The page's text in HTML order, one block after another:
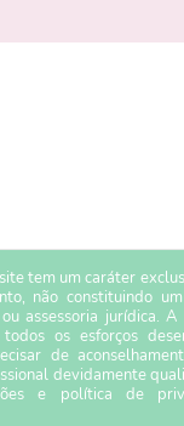
tem um caráter
não constituindo
assessoria jurídica.
os esforços
de
devidamente
e política de